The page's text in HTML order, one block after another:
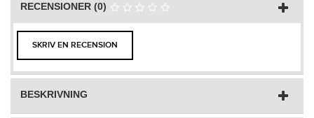
RECENSIONER (0)
SKRIV EN RECENSION
BESKRIVNING